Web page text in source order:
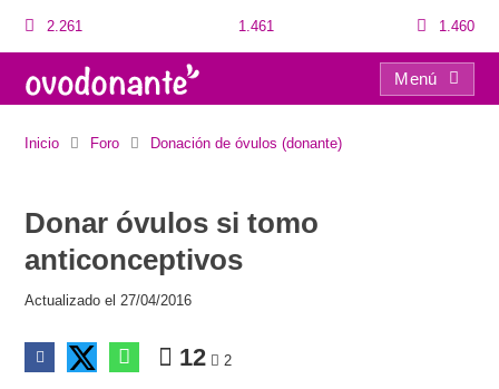
2.261 1.461 1.460
Menú
Inicio Foro Donación de óvulos (donante)
Donar óvulos si tomo
anticonceptivos
Actualizado el 27/04/2016
12 2